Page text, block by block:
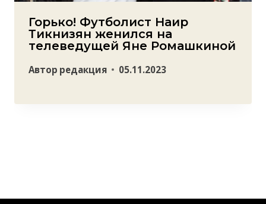
Горько! Футболист Наир
Тикнизян женился на
телеведущей Яне Ромашкиной
Автор редакция 05.11.2023